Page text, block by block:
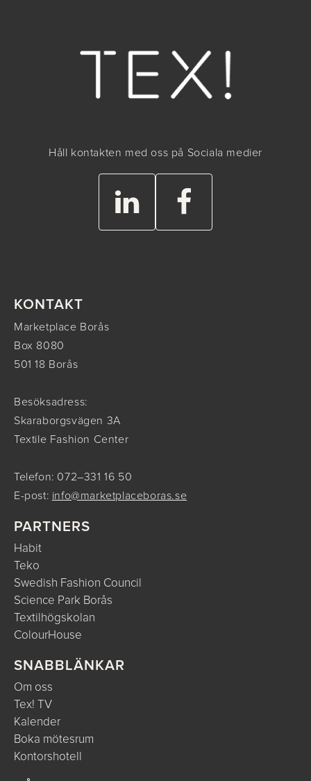
Håll kontakten med oss på Sociala medier
KONTAKT
Marketplace Borås
Box 8080
501 18 Borås
Besöksadress:
Skaraborgsvägen 3A
Textile Fashion Center
Telefon: 072–331 16 50
E-post: info@marketplaceboras.se
PARTNERS
Habit
Teko
Swedish Fashion Council
Science Park Borås
Textilhögskolan
ColourHouse
SNABBLÄNKAR
Om oss
Tex! TV
Kalender
Boka mötesrum
Kontorshotell